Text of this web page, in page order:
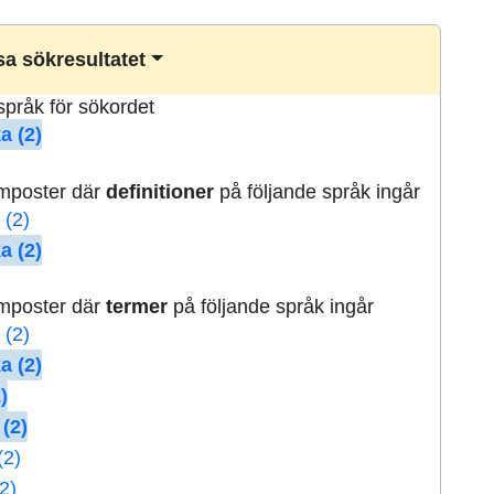
sökresultatet
för sökordet
(2)
därdefinitioner på följande språk ingår
(2)
(2)
därtermer på följande språk ingår
(2)
(2)